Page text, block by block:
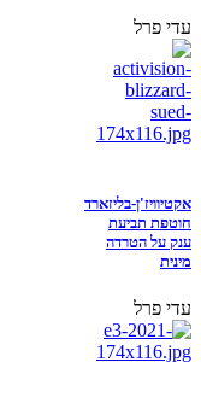
עדי פרל
אקטיוויז'ן-בליזארד
חוטפת תביעת
ענק על הטרדה
מינית
עדי פרל